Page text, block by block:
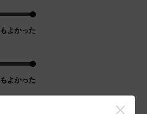
よかった
よかった